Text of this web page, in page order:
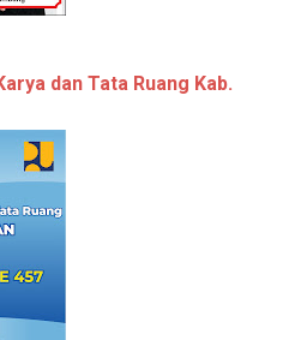
dan Tata Ruang Kab.